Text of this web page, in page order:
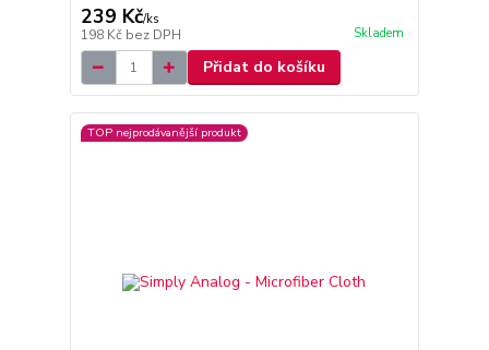
239 Kč/ks
198 Kč bez DPH Skladem
Přidat do košíku
TOP nejprodávanější produkt